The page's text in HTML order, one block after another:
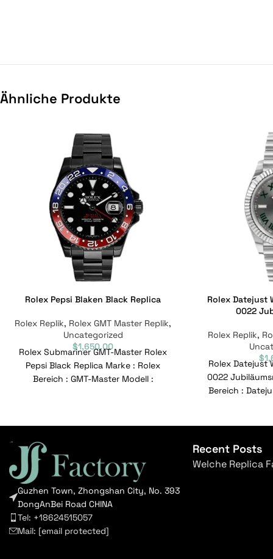
Ähnliche Produkte
Rolex Pepsi Blaken Black Replica
Rolex Replik, Rolex GMT Master Replik,
Uncategorized
$1,650.00
Rolex Submariner GMT-Master Rolex
Pepsi Black Replica Marke : Rolex
Bereich : GMT-Master Modell :
Rolex Datejust
0022
Rolex Replik,
$
Rolex Datejust
0022
Bereich :
Guzhen Town, Zhongshan City, No. 393
DongAnBei Road CHINA
Tel: +18624515057
Mail: [email protected]
Recent Posts
Welche Replica